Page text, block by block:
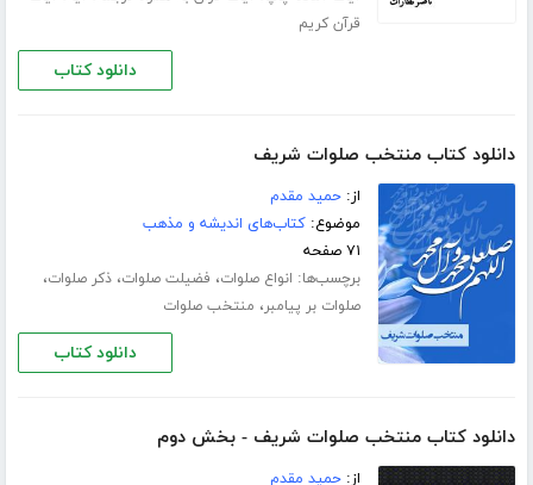
قرآن کریم
دانلود کتاب
دانلود کتاب منتخب صلوات شریف
از:حمید مقدم
موضوع:کتاب‌های اندیشه و مذهب
۷۱ صفحه
برچسب‌ها: انواع صلوات، فضیلت صلوات،ذکر صلوات،
صلوات بر پیامبر، منتخب صلوات
دانلود کتاب
دانلود کتاب منتخب صلوات شریف - بخش دوم
از:حمید مقدم